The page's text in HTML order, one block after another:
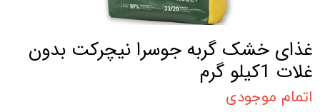
غذای خشک گربه جوسرا نیچرکت بدون
غلات 1کیلو گرم
اتمام موجودی